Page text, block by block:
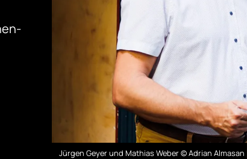
Jürgen Geyer und Mathias Weber © Adrian Almasan